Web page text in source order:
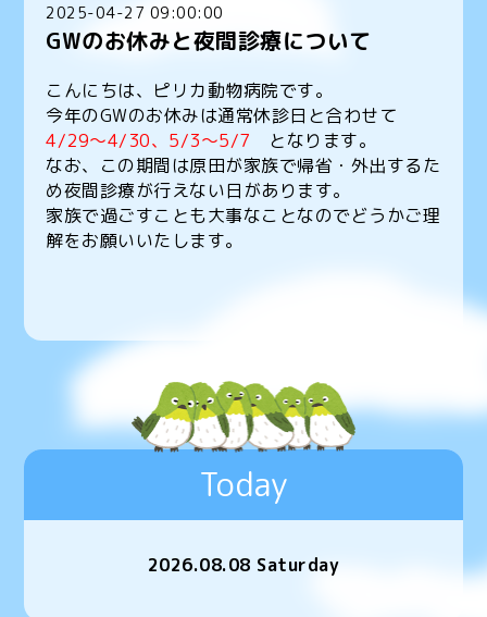
2025-04-27 09:00:00
GWのお休みと夜間診療について
こんにちは、ピリカ動物病院です。
今年のGWのお休みは通常休診日と合わせて
4/29〜4/30、5/3〜5/7 となります。
なお、この期間は原田が家族で帰省・外出するた
め夜間診療が行えない日があります。
家族で過ごすことも大事なことなのでどうかご理
解をお願いいたします。
Today
2026.08.08 Saturday